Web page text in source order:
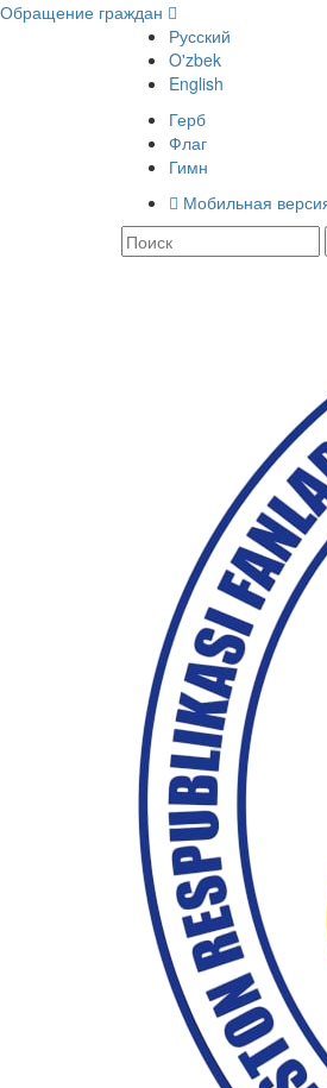
Обращение граждан
Русский
O'zbek
English
Герб
Флаг
Гимн
Мобильная